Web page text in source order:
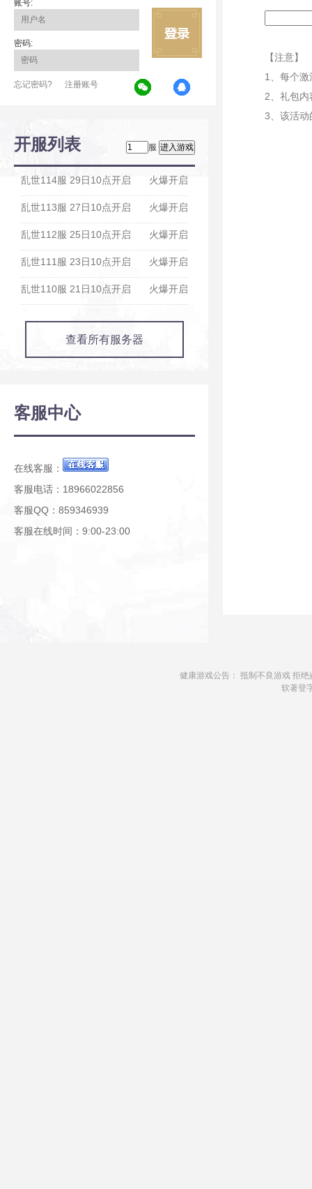
账号:
密码:
忘记密码? 注册账号
开服列表 服
火爆开启
乱世114服 29日10点开启
火爆开启
乱世113服 27日10点开启
火爆开启
乱世112服 25日10点开启
火爆开启
乱世111服 23日10点开启
火爆开启
乱世110服 21日10点开启
查看所有服务器
客服中心
在线客服：
客服电话：18966022856
客服QQ：859346939
客服在线时间：9:00-23:00
【注意】
1、每个
2、礼包
3、该活动
健康游戏公告： 抵制不良游戏 拒
软著登